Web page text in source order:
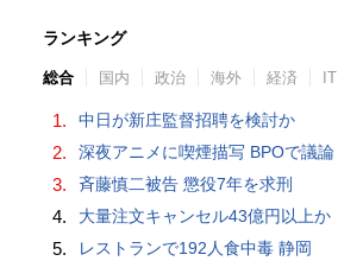
ランキング
総合 国内 政治 海外 経済 IT
1. 中日が新庄監督招聘を検討か
2. 深夜アニメに喫煙描写 BPOで議論
3. 斉藤慎二被告 懲役7年を求刑
4. 大量注文キャンセル43億円以上か
5. レストランで192人食中毒 静岡